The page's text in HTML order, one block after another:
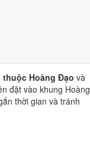
Đạo ngày
thuộc Hoàng Đạo và
đặt vào khung Hoàng
thời gian và tránh